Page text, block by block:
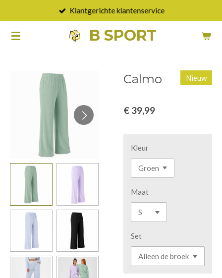
naar
B SPORT
Klantgerichte klantenservice
Calmo Nieuw
€ 39,99
Kleur
Maat
Set